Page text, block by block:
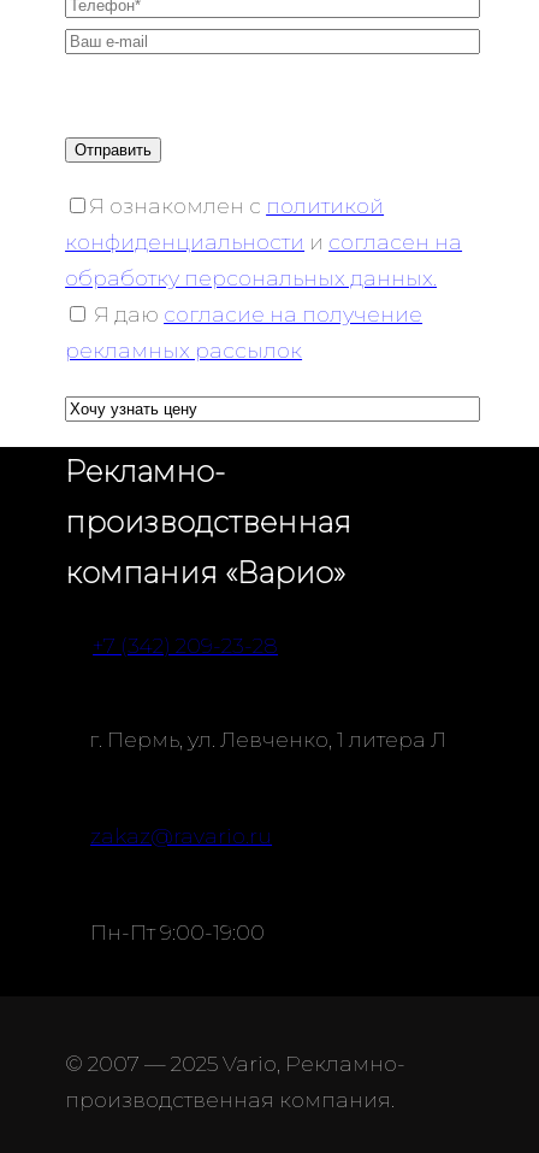
Я ознакомлен с политикой
конфиденциальности и согласен на
обработку персональных данных.
Я даю согласие на получение
рекламных рассылок
Рекламно-
производственная
компания «Варио»
+7 (342) 209-23-28
г. Пермь, ул. Левченко, 1 литера Л
zakaz@ravario.ru
Пн-Пт 9:00-19:00
© 2007 — 2025 Vario, Рекламно-
производственная компания.